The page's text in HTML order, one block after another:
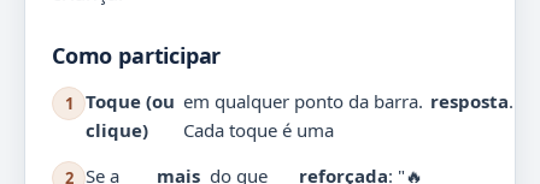
Como participar
1
Toque (ou
clique)
em qualquer ponto da barra.
Cada toque é uma
resposta.
2 Se a
mais do que
reforçada: "🔥